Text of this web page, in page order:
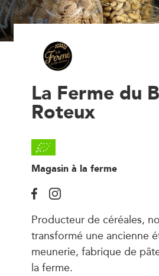
La Ferme du
Roteux
Magasin à la ferme
Producteur de céréales,
transformé une ancienne
meunerie, fabrique de
la ferme.